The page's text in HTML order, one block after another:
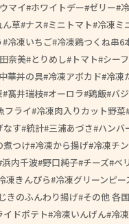
マイ ホワイトデー ゼリー
ん草 ナス ミニトマト 冷凍ミ
冷凍いちご 冷凍鶏つくね串6
奈美 とりめし トマト シー
華丼の具 冷凍アボカド 冷凍
髙井瑞枝 オーロラ 鶏飯 バ
フライ 冷凍肉入りカット野菜
なす 統計 三浦あづさ ハンバ
煮つけ 冷凍から揚げ 冷凍チ
浜内千波 野口純子 チーズ ベ
凍きんぴら 冷凍グリーンピー
きのふんわり揚げ その他 各
イドポテト 冷凍いんげん 冷